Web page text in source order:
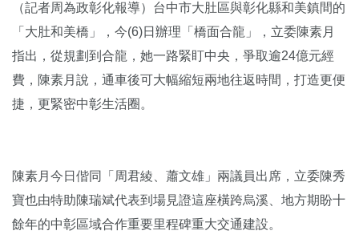
（記者周為政彰化報導）台中市大肚區與彰化縣和美鎮間的
「大肚和美橋」，今(6)日辦理「橋面合龍」，立委陳素月
指出，從規劃到合龍，她一路緊盯中央，爭取逾24億元經
費，陳素月說，通車後可大幅縮短兩地往返時間，打造更便
捷，更緊密中彰生活圈。
陳素月今日偕同「周君綾、蕭文雄」兩議員出席，立委陳秀
寶也由特助陳瑞斌代表到場見證這座橫跨烏溪、地方期盼十
餘年的中彰區域合作重要里程碑重大交通建設。